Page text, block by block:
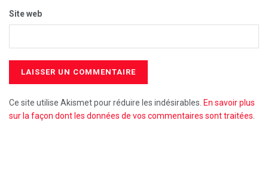
Site web
Ce site utilise Akismet pour réduire les indésirables. En savoir plus
sur la façon dont les données de vos commentaires sont traitées.